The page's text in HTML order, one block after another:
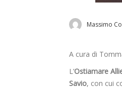
Massimo
A cura di
L’Ostiamare
Savio, con cui